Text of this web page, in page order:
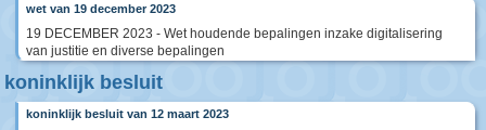
wet van 19 december 2023
19 DECEMBER 2023 - Wet houdende bepalingen inzake digitalisering
van justitie en diverse bepalingen
koninklijk besluit
koninklijk besluit van 12 maart 2023